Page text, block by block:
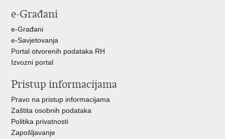
Facebooku
X-
e-Građani
e-Građani
e-Savjetovanja
Portal otvorenih podataka RH
Izvozni portal
Pristup informacijama
Pravo na pristup informacijama
Zaštita osobnih podataka
Politika privatnosti
Zapošljavanje